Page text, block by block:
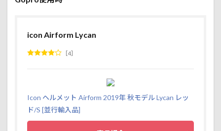
icon Airform Lycan
4
Icon ヘルメット Airform 2019年 秋モデル Lycan レッ
ド/S [並行輸入品]